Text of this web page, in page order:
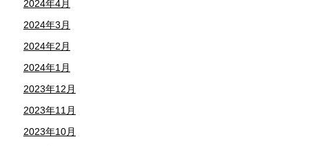
2024年4月
2024年3月
2024年2月
2024年1月
2023年12月
2023年11月
2023年10月